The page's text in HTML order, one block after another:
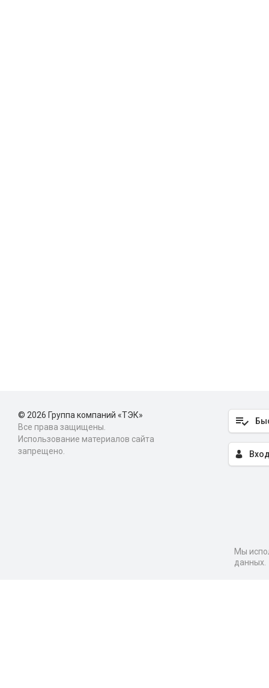
© 2026 Группа компаний «ТЭК»
Все права защищены.
Использование материалов сайта
запрещено.
Мы
данных.